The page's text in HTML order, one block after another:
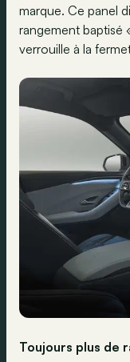
marque. Ce panel
rangement baptisé
verrouille à la
Toujours plus de